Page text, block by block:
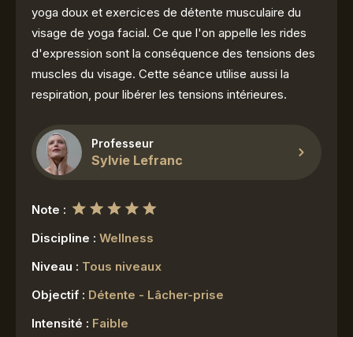
yoga doux et exercices de détente musculaire du
visage de yoga facial. Ce que l'on appelle les rides
d'expression sont la conséquence des tensions des
muscles du visage. Cette séance utilise aussi la
respiration, pour libérer les tensions intérieures.
Professeur
Sylvie Lefranc
Note :
Discipline : Wellness
Niveau : Tous niveaux
Objectif : Détente - Lâcher-prise
Intensité : Faible